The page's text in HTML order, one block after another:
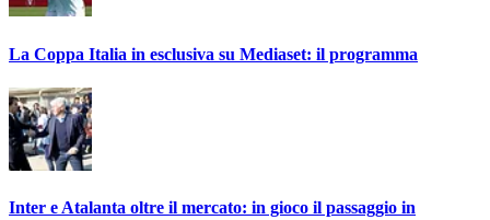
La Coppa Italia in esclusiva su Mediaset: il programma
Inter e Atalanta oltre il mercato: in gioco il passaggio in